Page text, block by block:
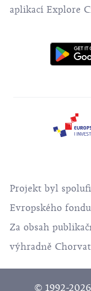
aplikací Explore
Projekt byl
Evropského
Za obsah
výhradně
© 1992-